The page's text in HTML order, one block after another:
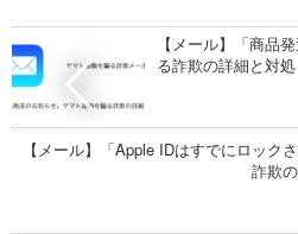
【メール】「商品
る詐欺の詳細と対処
【メール】「Apple IDはすでにロック
詐欺